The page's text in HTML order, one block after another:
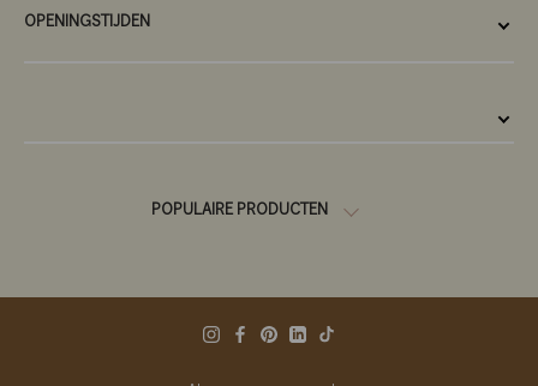
OPENINGSTIJDEN
POPULAIRE PRODUCTEN